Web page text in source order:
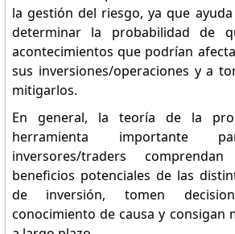
la gestión del riesgo, ya que
determinar la probabilidad de
acontecimientos que podrían
sus inversiones/operaciones y a
mitigarlos.
En general, la teoría de la
herramienta importante
inversores/traders
beneficios potenciales de las
de inversión, tomen
conocimiento de causa y consigan